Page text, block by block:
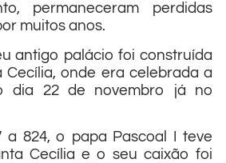
permaneceram perdidas
muitos anos.
antigo palácio foi construída
Cecília, onde era celebrada a
dia 22 de novembro já no
a 824, o papa Pascoal I teve
Cecília e o seu caixão foi